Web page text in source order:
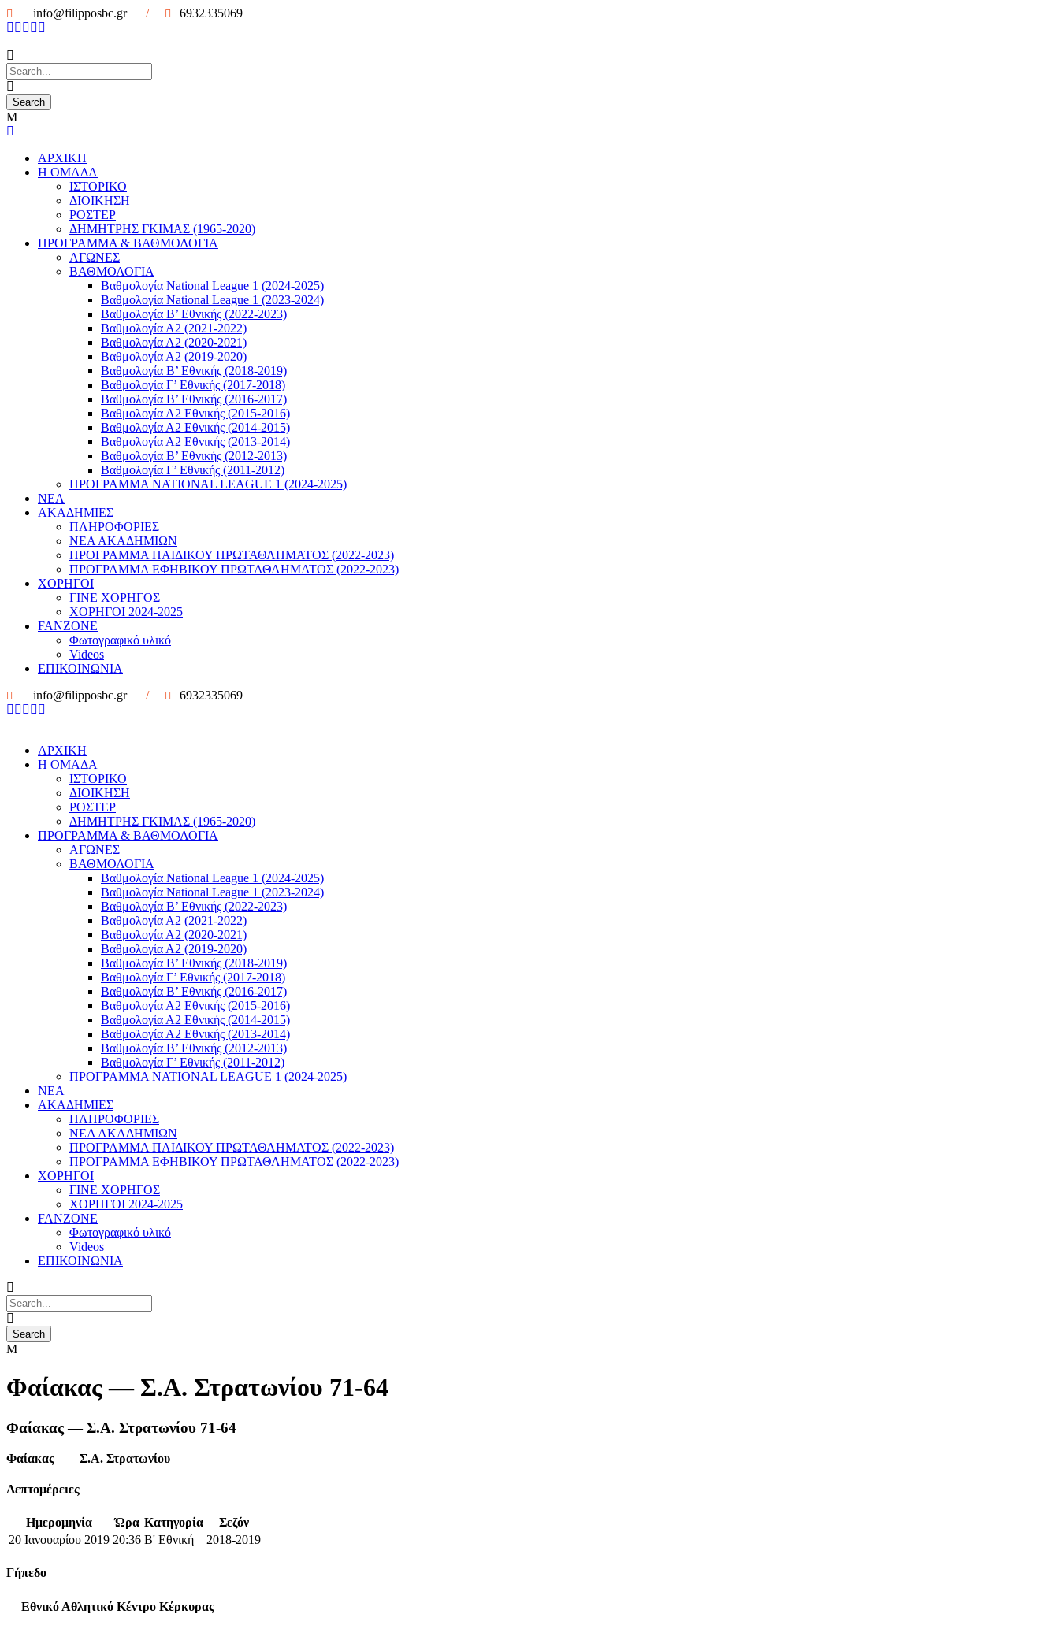
info@filipposbc.gr / 6932335069
ΑΡΧΙΚΗ
Η ΟΜΑΔΑ
ΙΣΤΟΡΙΚΟ
ΔΙΟΙΚΗΣΗ
ΡΟΣΤΕΡ
ΔΗΜΗΤΡΗΣ ΓΚΙΜΑΣ (1965-2020)
ΠΡΟΓΡΑΜΜΑ & ΒΑΘΜΟΛΟΓΙΑ
ΑΓΩΝΕΣ
ΒΑΘΜΟΛΟΓΙΑ
Βαθμολογία National League 1 (2024-2025)
Βαθμολογία National League 1 (2023-2024)
Βαθμολογία Β’ Εθνικής (2022-2023)
Βαθμολογία Α2 (2021-2022)
Βαθμολογία Α2 (2020-2021)
Βαθμολογία Α2 (2019-2020)
Βαθμολογία B’ Εθνικής (2018-2019)
Βαθμολογία Γ’ Εθνικής (2017-2018)
Βαθμολογία Β’ Εθνικής (2016-2017)
Βαθμολογία Α2 Εθνικής (2015-2016)
Βαθμολογία Α2 Εθνικής (2014-2015)
Βαθμολογία Α2 Εθνικής (2013-2014)
Βαθμολογία Β’ Εθνικής (2012-2013)
Βαθμολογία Γ’ Εθνικής (2011-2012)
ΠΡΟΓΡΑΜΜΑ NATIONAL LEAGUE 1 (2024-2025)
ΝΕΑ
ΑΚΑΔΗΜΙΕΣ
ΠΛΗΡΟΦΟΡΙΕΣ
ΝΕΑ ΑΚΑΔΗΜΙΩΝ
ΠΡΟΓΡΑΜΜΑ ΠΑΙΔΙΚΟΥ ΠΡΩΤΑΘΛΗΜΑΤΟΣ (2022-2023)
ΠΡΟΓΡΑΜΜΑ ΕΦΗΒΙΚΟΥ ΠΡΩΤΑΘΛΗΜΑΤΟΣ (2022-2023)
ΧΟΡΗΓΟΙ
ΓΙΝΕ ΧΟΡΗΓΟΣ
ΧΟΡΗΓΟΙ 2024-2025
FANZONE
Φωτογραφικό υλικό
Videos
ΕΠΙΚΟΙΝΩΝΙΑ
info@filipposbc.gr
/ 6932335069
ΑΡΧΙΚΗ
Η ΟΜΑΔΑ
ΙΣΤΟΡΙΚΟ
ΔΙΟΙΚΗΣΗ
ΡΟΣΤΕΡ
ΔΗΜΗΤΡΗΣ ΓΚΙΜΑΣ (1965-2020)
ΠΡΟΓΡΑΜΜΑ & ΒΑΘΜΟΛΟΓΙΑ
ΑΓΩΝΕΣ
ΒΑΘΜΟΛΟΓΙΑ
Βαθμολογία National League 1 (2024-2025)
Βαθμολογία National League 1 (2023-2024)
Βαθμολογία Β’ Εθνικής (2022-2023)
Βαθμολογία Α2 (2021-2022)
Βαθμολογία Α2 (2020-2021)
Βαθμολογία Α2 (2019-2020)
Βαθμολογία B’ Εθνικής (2018-2019)
Βαθμολογία Γ’ Εθνικής (2017-2018)
Βαθμολογία Β’ Εθνικής (2016-2017)
Βαθμολογία Α2 Εθνικής (2015-2016)
Βαθμολογία Α2 Εθνικής (2014-2015)
Βαθμολογία Α2 Εθνικής (2013-2014)
Βαθμολογία Β’ Εθνικής (2012-2013)
Βαθμολογία Γ’ Εθνικής (2011-2012)
ΠΡΟΓΡΑΜΜΑ NATIONAL LEAGUE 1 (2024-2025)
ΝΕΑ
ΑΚΑΔΗΜΙΕΣ
ΠΛΗΡΟΦΟΡΙΕΣ
ΝΕΑ ΑΚΑΔΗΜΙΩΝ
ΠΡΟΓΡΑΜΜΑ ΠΑΙΔΙΚΟΥ ΠΡΩΤΑΘΛΗΜΑΤΟΣ (2022-2023)
ΠΡΟΓΡΑΜΜΑ ΕΦΗΒΙΚΟΥ ΠΡΩΤΑΘΛΗΜΑΤΟΣ (2022-2023)
ΧΟΡΗΓΟΙ
ΓΙΝΕ ΧΟΡΗΓΟΣ
ΧΟΡΗΓΟΙ 2024-2025
FANZONE
Φωτογραφικό υλικό
Videos
ΕΠΙΚΟΙΝΩΝΙΑ
Φαίακας — Σ.Α. Στρατωνίου 71-64
Φαίακας — Σ.Α. Στρατωνίου 71-64
Φαίακας — Σ.Α. Στρατωνίου
Λεπτομέρειες
Ημερομηνία Ώρα Κατηγορία
Σεζόν
20 Ιανουαρίου 2019 20:36 Β' Εθνική 2018-2019
Γήπεδο
Εθνικό Αθλητικό Κέντρο Κέρκυρας